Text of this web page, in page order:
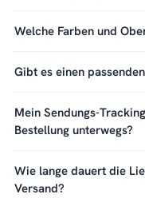
Welche Farben und
Gibt es einen
Mein Sendungs-
Bestellung unterwegs?
Wie lange dauert die
Versand?